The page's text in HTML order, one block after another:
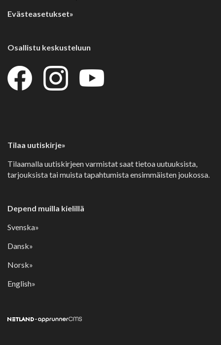
Evästeasetukset»
Osallistu keskusteluun
Tilaa uutiskirje»
Tilaamalla uutiskirjeen varmistat saat tietoa uutuuksista,
tarjouksista tai muista tapahtumista ensimmäisten joukossa.
Depend muilla kielillä
Svenska»
Dansk»
Norsk»
English»